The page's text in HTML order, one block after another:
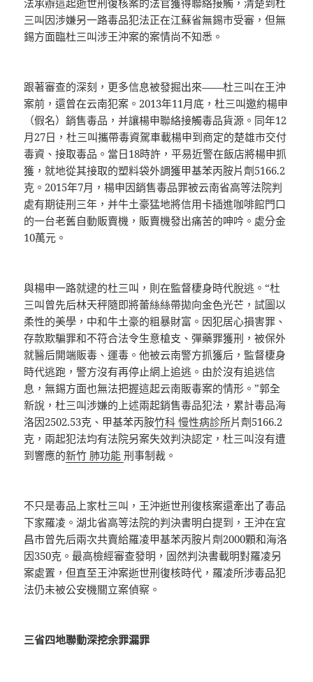
法承辦這起逝世刑復核案的法官獲得聯絡接觸，清楚到杜
三叫因涉嫌另一路毒品犯法正在江蘇省無錫市受審，但無
錫方面臨杜三叫涉王沖案的案情尚不知悉。
跟著審查的深刻，更多信息被發掘出來——杜三叫在王沖
案前，還曾在云南犯案。2013年11月底，杜三叫邀約楊申
（假名）銷售毒品，并讓楊申聯絡接觸毒品貨源。同年12
月27日，杜三叫攜帶毒資駕車載楊申到商定的楚雄市交付
毒資、接取毒品。當日18時許，平易近警在飯店將楊申抓
獲，就地從其接取的塑料袋外調獲甲基苯丙胺片劑5166.2
克。2015年7月，楊申因銷售毒品罪被云南省高等法院判
處有期徒刑三年，并牛土豪猛地將信用卡插進咖啡館門口
的一台老舊自動販賣機，販賣機發出痛苦的呻吟。處分金
10萬元。
與楊申一路就逮的杜三叫，則在監督棲身時代脫逃。“杜
三叫曾先后林天秤隨即將蕾絲絲帶拋向金色光芒，試圖以
柔性的美學，中和牛土豪的粗暴財富。因犯居心損害罪、
存款欺騙罪和不符合法令生意槍支、彈藥罪獲刑，被保外
就醫后開端販毒、運毒。他被云南警方抓獲后，監督棲身
時代逃跑，警方沒有再停止網上追逃。由於沒有追逃信
息，無錫方面也無法把握這起云南販毒案的情形。”郭全
新說，杜三叫涉嫌的上述兩起銷售毒品犯法，累計毒品海
洛因2502.53克、甲基苯丙胺竹科 慢性病診所片劑5166.2
克，兩起犯法均有法院另案失效判決認定，杜三叫沒有遭
到響應的新竹 肺功能刑事制裁。
不只是毒品上家杜三叫，王沖逝世刑復核案還牽出了毒品
下家羅凌。湖北省高等法院的判決書明白提到，王沖在宜
昌市曾先后兩次共賣給羅凌甲基苯丙胺片劑2000顆和海洛
因350克。最高檢經審查發明，固然判決書載明對羅凌另
案處置，但直至王沖案逝世刑復核時代，羅凌所涉毒品犯
法仍未被公安機關立案偵察。
三省四地聯動深挖余罪漏罪